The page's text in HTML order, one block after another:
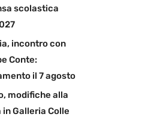
scolastica
incontro con
Conte:
il 7 agosto
modifiche alla
Galleria Colle